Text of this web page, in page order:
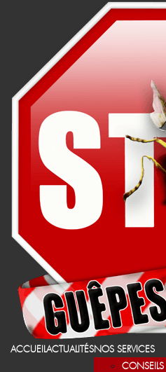
ACCUEILACTUALITÉSNOS SERVICES